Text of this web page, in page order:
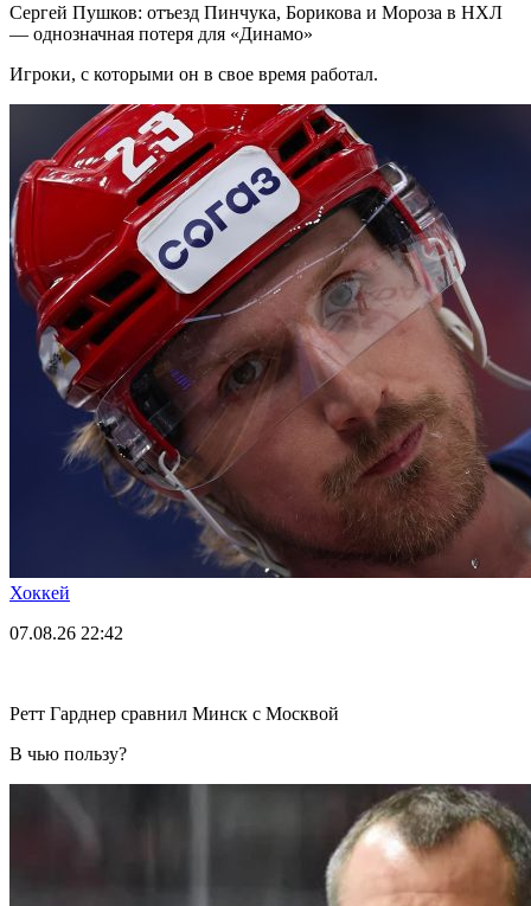
Сергей Пушков: отъезд Пинчука, Борикова и Мороза в НХЛ
— однозначная потеря для «Динамо»
Игроки, с которыми он в свое время работал.
Хоккей
07.08.26 22:42
Ретт Гарднер сравнил Минск с Москвой
В чью пользу?